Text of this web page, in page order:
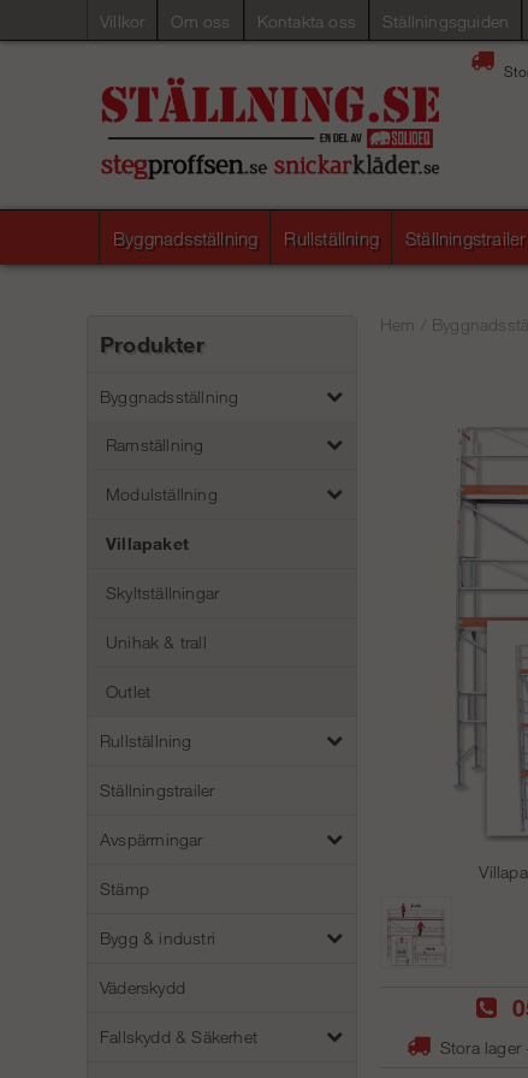
Villkor Om oss Kontakta oss Ställningsguiden
Byggnadsställning Rullställning Ställningstrailer
Produkter
Byggnadsställning
Ramställning
Modulställning
Villapaket
Skyltställningar
Unihak & trall
Outlet
Rullställning
Ställningstrailer
Avspärrningar
Stämp
Bygg & industri
Väderskydd
Fallskydd & Säkerhet
Hem
Stora lager